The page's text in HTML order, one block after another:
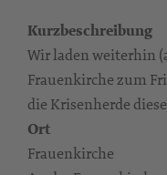
Kurzbeschreibung
Wir laden weiterhin
Frauenkirche zum
die Krisenherde
Ort
Frauenkirche